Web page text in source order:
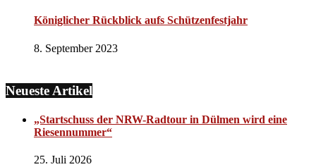
Königlicher Rückblick aufs Schützenfestjahr
8. September 2023
Neueste Artikel
„Startschuss der NRW-Radtour in Dülmen wird eine
Riesennummer“
25. Juli 2026